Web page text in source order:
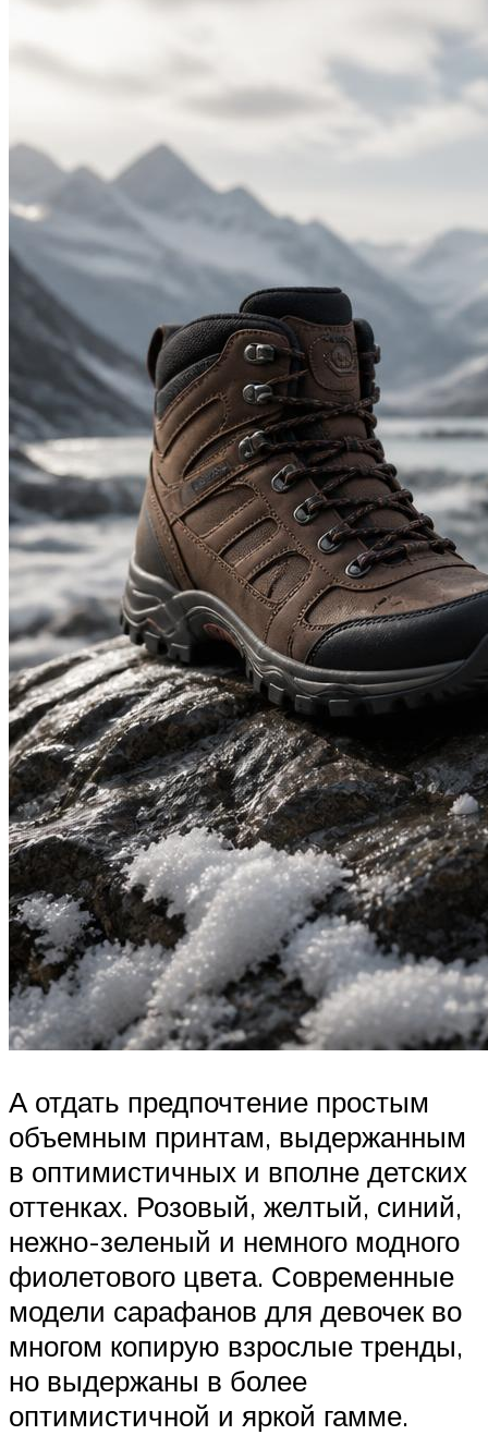
А отдать предпочтение простым
объемным принтам, выдержанным
в оптимистичных и вполне детских
оттенках. Розовый, желтый, синий,
нежно-зеленый и немного модного
фиолетового цвета. Современные
модели сарафанов для девочек во
многом копирую взрослые тренды,
но выдержаны в более
оптимистичной и яркой гамме.